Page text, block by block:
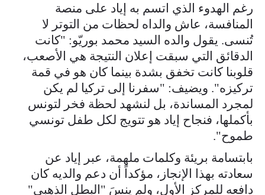
رغم الهدوء الذي اتسم به إياد على منصة
المنافسة، عاش والداه لحظات من التوتر لا
تُنسى. يقول والده السيد محمد بوريّو: "كانت
الدقائق التي سبقت إعلان النتيجة هي الأصعب،
قلوبنا كانت تخفق بشدة بينما كان هو في قمة
تركيزه". ويضيف: "سفرنا إلى تركيا لم يكن
لمجرد المساندة، بل لنشهد لحظة فخر لتونس
بأكملها، فنجاح إياد هو تتويج لكل طفل تونسي
طموح".
بابتسامة بريئة وكلمات ملهمة، عبر إياد عن
سعادته بهذا الإنجاز، مؤكداً أن دعم والديه كان
دافعه للمركز الأول، ولم ينسَ "البطل الذهبي"